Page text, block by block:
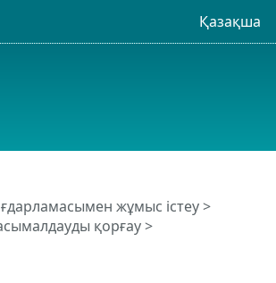
Қазақша
жұмыс істеу>
қорғау>